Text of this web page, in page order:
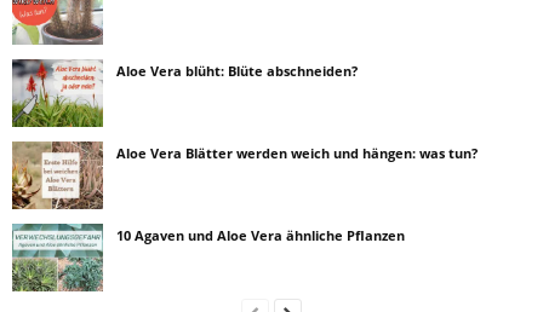
Aloe Vera blüht: Blüte abschneiden?
Aloe Vera Blätter werden weich und hängen: was tun?
10 Agaven und Aloe Vera ähnliche Pflanzen